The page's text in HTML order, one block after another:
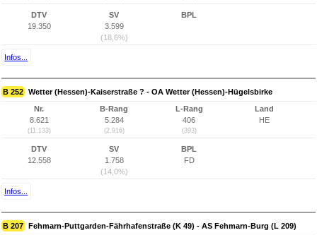
DTV
19.350
SV
3.599
(18,6%)
BPL
Infos...
B 252 Wetter (Hessen)-Kaiserstraße ? - OA Wetter (Hessen)-Hügelsbirke
Nr.
8.621
(11.133)
B-Rang
5.284
(2.916)
L-Rang
406
(393)
Land
HE
DTV
12.558
SV
1.758
(14,0%)
BPL
FD
Infos...
B 207 Fehmarn-Puttgarden-Fährhafenstraße (K 49) - AS Fehmarn-Burg (L 209)